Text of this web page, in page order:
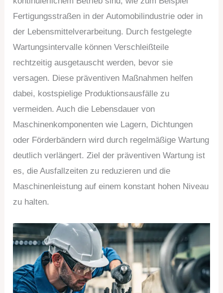
Fertigungsstraßen in der Automobilindustrie oder in
der Lebensmittelverarbeitung. Durch festgelegte
Wartungsintervalle können Verschleißteile
rechtzeitig ausgetauscht werden, bevor sie
versagen. Diese präventiven Maßnahmen helfen
dabei, kostspielige Produktionsausfälle zu
vermeiden. Auch die Lebensdauer von
Maschinenkomponenten wie Lagern, Dichtungen
oder Förderbändern wird durch regelmäßige Wartung
deutlich verlängert. Ziel der präventiven Wartung ist
es, die Ausfallzeiten zu reduzieren und die
Maschinenleistung auf einem konstant hohen Niveau
zu halten.